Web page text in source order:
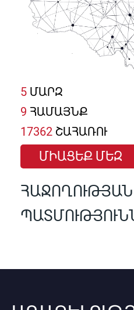
5 ՄԱՐԶ
9 ՀԱՄԱՅՆՔ
17362 ՇԱՀԱՌՈՒ
ՄԻԱՑԵՔ ՄԵԶ
ՀԱՋՈՂՈՒԹՅԱՆ